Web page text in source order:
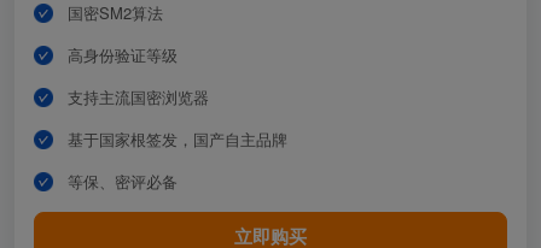
国密SM2算法
高身份验证等级
支持主流国密浏览器
基于国家根签发，国产自主品牌
等保、密评必备
立即购买